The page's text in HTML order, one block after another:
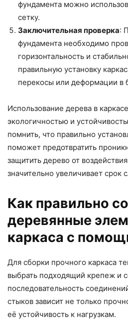
фундамента можно
сетку.
Заключительная проверка:
фундамента необходимо
горизонтальность и
правильную установку
перекосы или деформации в
Использование дерева в
экологичностью и
помнить, что правильно
поможет предотвратить
защитить дерево от
значительно увеличивает срок
Как правильно
деревянные
каркаса с
Для сборки прочного каркаса
выбрать подходящий крепеж и
последовательность
стыков зависит не только
её устойчивость к нагрузкам.